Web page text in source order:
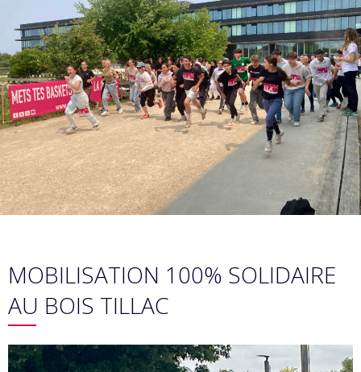
MOBILISATION 100% SOLIDAIRE
AU BOIS TILLAC